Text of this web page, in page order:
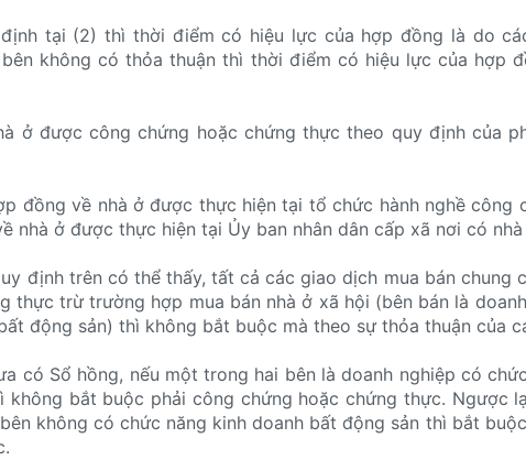
tại (2) thì thời điểm có hiệu lực của hợp đồng là do
không có thỏa thuận thì thời điểm có hiệu lực của hợp
ở được công chứng hoặc chứng thực theo quy định của
đồng về nhà ở được thực hiện tại tổ chức hành nghề công
nhà ở được thực hiện tại Ủy ban nhân dân cấp xã nơi có nhà
định trên có thể thấy, tất cả các giao dịch mua bán chung
thực trừ trường hợp mua bán nhà ở xã hội (bên bán là
động sản) thì không bắt buộc mà theo sự thỏa thuận của
có Sổ hồng, nếu một trong hai bên là doanh nghiệp có
không bắt buộc phải công chứng hoặc chứng thực. Ngược
không có chức năng kinh doanh bất động sản thì bắt